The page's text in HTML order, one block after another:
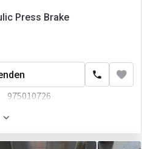
Press Brake
975010726
2021